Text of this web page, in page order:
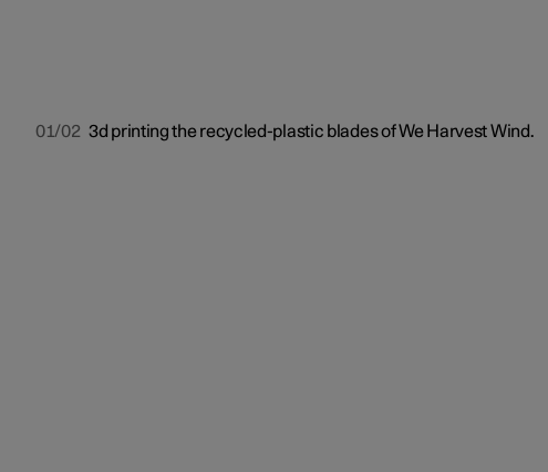
01/02 3d printing the recycled-plastic blades of We Harvest Wind.